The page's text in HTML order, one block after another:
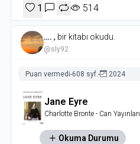
1 514
…. , bir kitabı okudu.
@sly92
Puan vermedi-608 syf. - 2024
Jane Eyre
Charlotte Bronte - Can Yayınları
Okuma Durumu